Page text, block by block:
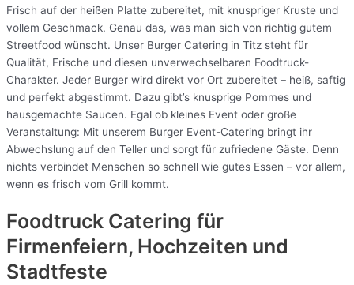
Frisch auf der heißen Platte zubereitet, mit knuspriger Kruste und
vollem Geschmack. Genau das, was man sich von richtig gutem
Streetfood wünscht. Unser Burger Catering in Titz steht für
Qualität, Frische und diesen unverwechselbaren Foodtruck-
Charakter. Jeder Burger wird direkt vor Ort zubereitet – heiß, saftig
und perfekt abgestimmt. Dazu gibt’s knusprige Pommes und
hausgemachte Saucen. Egal ob kleines Event oder große
Veranstaltung: Mit unserem Burger Event-Catering bringt ihr
Abwechslung auf den Teller und sorgt für zufriedene Gäste. Denn
nichts verbindet Menschen so schnell wie gutes Essen – vor allem,
wenn es frisch vom Grill kommt.
Foodtruck Catering für
Firmenfeiern, Hochzeiten und
Stadtfeste